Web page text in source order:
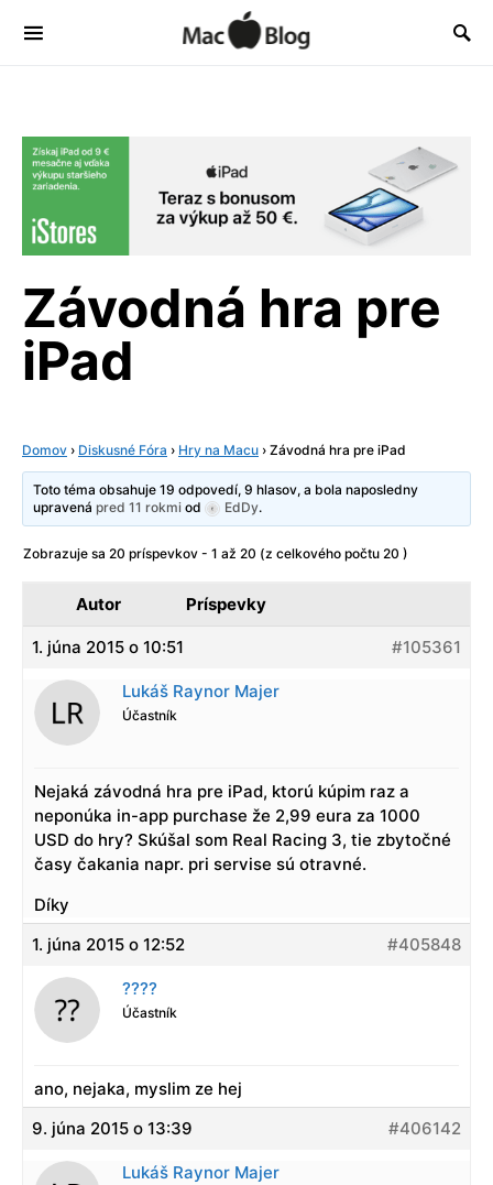
Závodná hra pre
iPad
Domov › Diskusné Fóra › Hry na Macu › Závodná hra pre iPad
Toto téma obsahuje 19 odpovedí, 9 hlasov, a bola naposledny
upravenápred 11 rokmi od EdDy.
Zobrazuje sa 20 príspevkov - 1 až 20 (z celkového počtu 20 )
Autor Príspevky
1. júna 2015 o 10:51 #105361
Lukáš Raynor Majer
Účastník
Nejaká závodná hra pre iPad, ktorú kúpim raz a
neponúka in-app purchase že 2,99 eura za 1000
USD do hry? Skúšal som Real Racing 3, tie zbytočné
časy čakania napr. pri servise sú otravné.
Díky
1. júna 2015 o 12:52
#405848
????
Účastník
ano, nejaka, myslim ze hej
9. júna 2015 o 13:39
#406142
Lukáš Raynor Majer